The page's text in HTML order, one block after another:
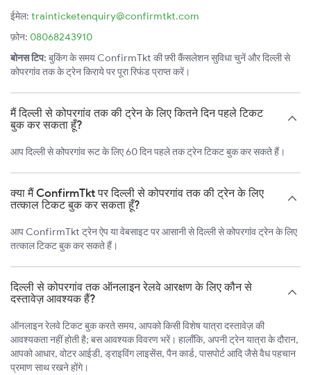
ईमेल: trainticketenquiry@confirmtkt.com
फ़ोन: 08068243910
बोनस टिप: बुकिंग के समय ConfirmTkt की फ़्री कैंसलेशन सुविधा चुनें और दिल्ली से
कोपरगांव तक के ट्रेन किराये पर पूरा रिफंड प्राप्त करें।
मैं दिल्ली से कोपरगांव तक की ट्रेन के लिए कितने दिन पहले टिकट
बुक कर सकता हूँ?
आप दिल्ली से कोपरगांव रूट के लिए 60 दिन पहले तक ट्रेन टिकट बुक कर सकते हैं।
क्या मैं ConfirmTkt पर दिल्ली से कोपरगांव तक की ट्रेन के लिए
तत्काल टिकट बुक कर सकता हूँ?
आप ConfirmTkt ट्रेन ऐप या वेबसाइट पर आसानी से दिल्ली से कोपरगांव ट्रेन के लिए
तत्काल टिकट बुक कर सकते हैं।
दिल्ली से कोपरगांव तक ऑनलाइन रेलवे आरक्षण के लिए कौन से
दस्तावेज़ आवश्यक हैं?
ऑनलाइन रेलवे टिकट बुक करते समय, आपको किसी विशेष यात्रा दस्तावेज़ की
आवश्यकता नहीं होती है; बस आवश्यक विवरण भरें। हालाँकि, अपनी ट्रेन यात्रा के दौरान,
आपको आधार, वोटर आईडी, ड्राइविंग लाइसेंस, पैन कार्ड, पासपोर्ट आदि जैसे वैध पहचान
प्रमाण साथ रखने होंगे।